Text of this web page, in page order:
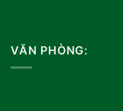
VĂN PHÒNG: